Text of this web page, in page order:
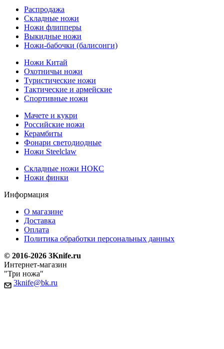
Распродажа
Складные ножи
Ножи флипперы
Выкидные ножи
Ножи-бабочки (балисонги)
Ножи Китай
Охотничьи ножи
Туристические ножи
Тактические и армейские
Спортивные ножи
Мачете и кукри
Российские ножи
Керамбиты
Фонари светодиодные
Ножи Steelclaw
Складные ножи НОКС
Ножи финки
Информация
О магазине
Доставка
Оплата
Политика обработки персональных данных
© 2016-2026 3Knife.ru
Интернет-магазин
"Три ножа"
3knife@bk.ru